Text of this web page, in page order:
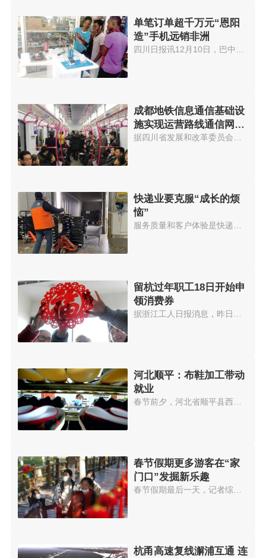
单笔订单超千万元“恩阳
造”手机远销非洲
成都地铁信息通信基础设
施实现运营路线通信网络
全覆盖
据四川省发展和改革委员会官网消...
快递业要克服“成长的烦
恼”
服务质量和客户体验是快递企业持...
留杭过年职工18日开始申
领消费券
河北顺平：布鞋加工带动
就业
春节前夕，河北省顺平县西南蒲村...
春节假期更多游客在“家
门口”发掘新乐趣
杭甬高速复线澥浦互通 连